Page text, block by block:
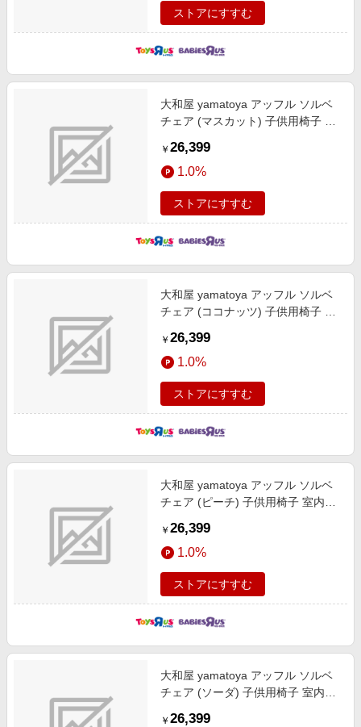
ストアにすすむ
大和屋 yamatoya アッフル ソルベ
チェア (マスカット) 子供用椅子 室
￥ 26,399
1.0%
ストアにすすむ
大和屋 yamatoya アッフル ソルベ
チェア (ココナッツ) 子供用椅子 室
￥ 26,399
1.0%
ストアにすすむ
大和屋 yamatoya アッフル ソルベ
チェア (ピーチ) 子供用椅子 室内家
￥ 26,399
1.0%
ストアにすすむ
大和屋 yamatoya アッフル ソルベ
チェア (ソーダ) 子供用椅子 室内家
￥ 26,399